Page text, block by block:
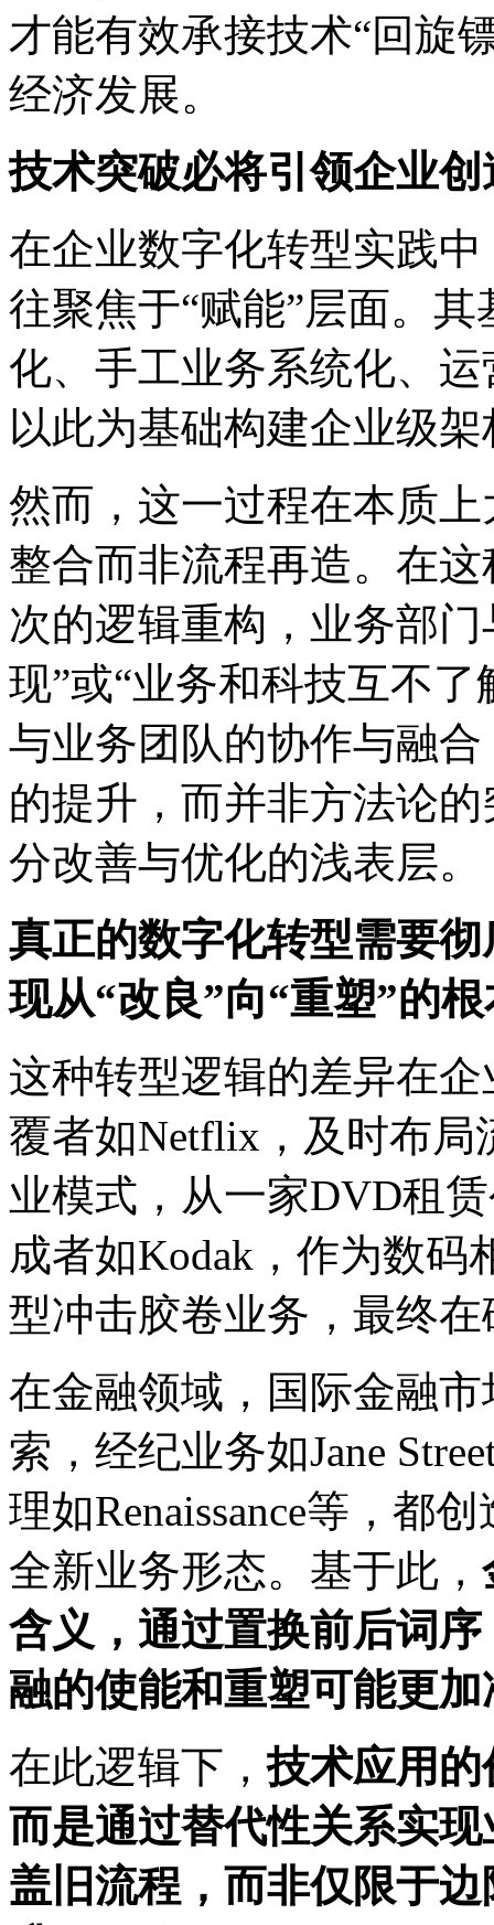
才能有效承接技术“回旋
经济发展。
技术突破必将引领企业
在企业数字化转型实践
往聚焦于“赋能”层面。
化、手工业务系统化、
以此为基础构建企业级
然而，这一过程在本质
整合而非流程再造。在
次的逻辑重构，业务部
现”或“业务和科技互不
与业务团队的协作与融
的提升，而并非方法论
分改善与优化的浅表层。
真正的数字化转型需要
现从“改良”向“重塑”的
这种转型逻辑的差异在
覆者如Netflix，及时布
业模式，从一家DVD租
成者如Kodak，作为数码
型冲击胶卷业务，最终
在金融领域，国际金融
索，经纪业务如Jane
理如Renaissance等，都
全新业务形态。基于此，
含义，通过置换前后词
融的使能和重塑可能更加
在此逻辑下，技术应用
而是通过替代性关系实
盖旧流程，而非仅限于